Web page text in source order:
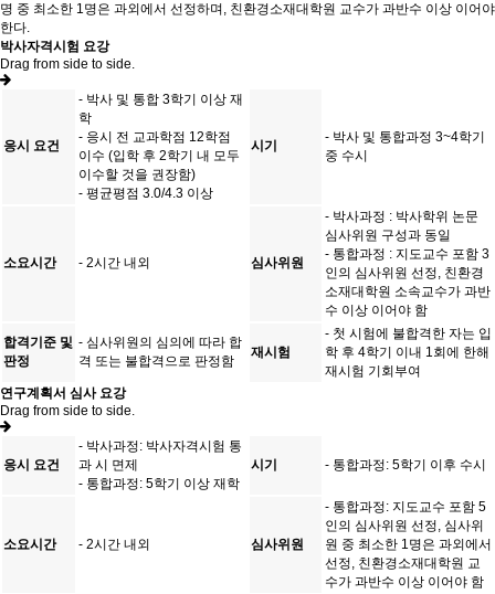
명 중 최소한 1명은 과외에서 선정하며, 친환경소재대학원 교수가 과반수 이상 이어야
한다.
박사자격시험 요강
Drag from side to side.
응시 요건
- 박사 및 통합 3학기 이상 재
학
- 응시 전 교과학점 12학점
이수 (입학 후 2학기 내 모두
이수할 것을 권장함)
- 평균평점 3.0/4.3 이상
시기
- 박사 및 통합과정 3~4학기
중 수시
소요시간 - 2시간 내외 심사위원
- 박사과정 : 박사학위 논문
심사위원 구성과 동일
- 통합과정 : 지도교수 포함 3
인의 심사위원 선정, 친환경
소재대학원 소속교수가 과반
수 이상 이어야 함
합격기준 및
판정
- 심사위원의 심의에 따라 합
격 또는 불합격으로 판정함
재시험
- 첫 시험에 불합격한 자는 입
학 후 4학기 이내 1회에 한해
재시험 기회부여
연구계획서 심사 요강
Drag from side to side.
응시 요건
- 박사과정: 박사자격시험 통
과 시 면제
- 통합과정: 5학기 이상 재학
시기 - 통합과정: 5학기 이후 수시
소요시간 - 2시간 내외 심사위원
- 통합과정: 지도교수 포함 5
인의 심사위원 선정, 심사위
원 중 최소한 1명은 과외에서
선정, 친환경소재대학원 교
수가 과반수 이상 이어야 함